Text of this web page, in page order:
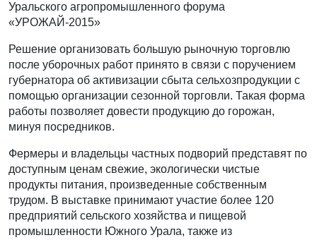
Уральского агропромышленного форума
«УРОЖАЙ-2015»
Решение организовать большую рыночную торговлю
после уборочных работ принято в связи с поручением
губернатора об активизации сбыта сельхозпродукции с
помощью организации сезонной торговли. Такая форма
работы позволяет довести продукцию до горожан,
минуя посредников.
Фермеры и владельцы частных подворий представят по
доступным ценам свежие, экологически чистые
продукты питания, произведенные собственным
трудом. В выставке принимают участие более 120
предприятий сельского хозяйства и пищевой
промышленности Южного Урала, также из